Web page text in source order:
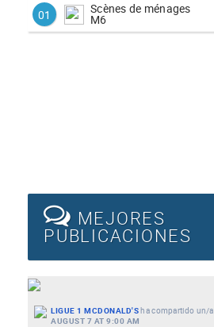
01 Scènes de ménages
M6
MEJORES
PUBLICACIONES
LIGUE 1 MCDONALD'Sha compartido un/a
AUGUST 7 AT 9:00 AM